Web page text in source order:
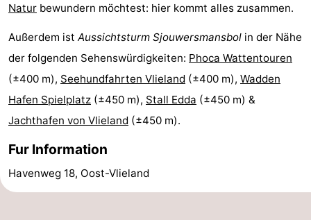
Natur bewundern möchtest: hier kommt alles zusammen.
Außerdem ist Aussichtsturm Sjouwersmansbol in der Nähe
der folgenden Sehenswürdigkeiten: Phoca Wattentouren
(±400 m), Seehundfahrten Vlieland (±400 m), Wadden
Hafen Spielplatz (±450 m), Stall Edda (±450 m) &
Jachthafen von Vlieland (±450 m).
Fur Information
Havenweg 18, Oost-Vlieland